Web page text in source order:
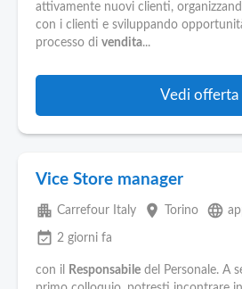
attivamente nuovi clienti,
con i clienti e sviluppando
processo di vendita...
Vedi offerta
Vice Store manager
apartment Carrefour Italy place Torino language
event_available 2 giorni fa
con il Responsabile del Personale. A